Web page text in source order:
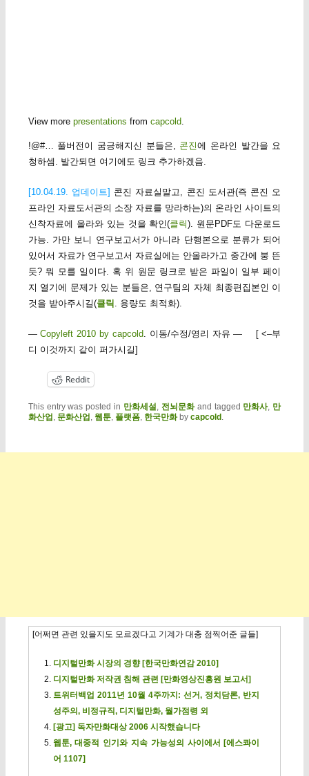
View more presentations from capcold.
!@#… 풀버전이 굼긍해지신 분들은, 콘진에 온라인 발간을 요
청하셈. 발간되면 여기에도 링크 추가하겠음.
[10.04.19. 업데이트] 콘진 자료실말고, 콘진 도서관(즉 콘진 오
프라인 자료도서관의 소장 자료를 망라하는)의 온라인 사이트의
신착자료에 올라와 있는 것을 확인(클릭). 원문PDF도 다운로드
가능. 가만 보니 연구보고서가 아니라 단행본으로 분류가 되어
있어서 자료가 연구보고서 자료실에는 안올라가고 중간에 붕 뜬
듯? 뭐 모를 일이다. 혹 위 원문 링크로 받은 파일이 일부 페이
지 열기에 문제가 있는 분들은, 연구팀의 자체 최종편집본인 이
것을 받아주시길(클릭 . 용량도 최적화).
—Copyleft 2010 by capcold. 이동/수정/영리 자유 — [ <–부
디 이것까지 같이 퍼가시길]
Reddit
This entry was posted in 만화세설, 전뇌문화and tagged 만화사, 만
화산업 , 문화산업 , 웹툰, 플랫폼, 한국만화by capcold .
[어쩌면 관련 있을지도 모르겠다고 기계가 대충 점찍어준 글들]
디지털만화 시장의 경향 [한국만화연감 2010]
디지털만화 저작권 침해 관련 [만화영상진흥원 보고서]
트위터백업 2011년 10월 4주까지: 선거, 정치담론, 반지
성주의, 비정규직, 디지털만화, 월가점령 외
[광고] 독자만화대상 2006 시작했습니다
웹툰, 대중적 인기와 지속 가능성의 사이에서 [에스콰이
어 1107]